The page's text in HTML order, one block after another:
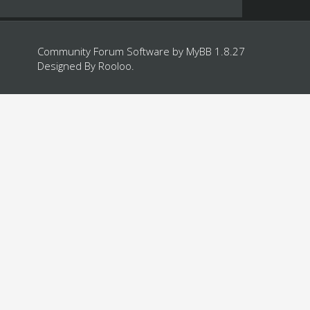
Community Forum Software by MyBB 1.8.27
Designed By Rooloo.